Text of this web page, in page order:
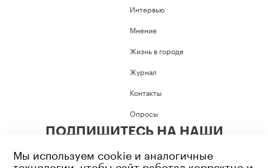
Интервью
Мнение
Жизнь в городе
Журнал
Контакты
Опросы
ПОДПИШИТЕСЬ НА НАШИ
Мы используем cookie и аналогичные